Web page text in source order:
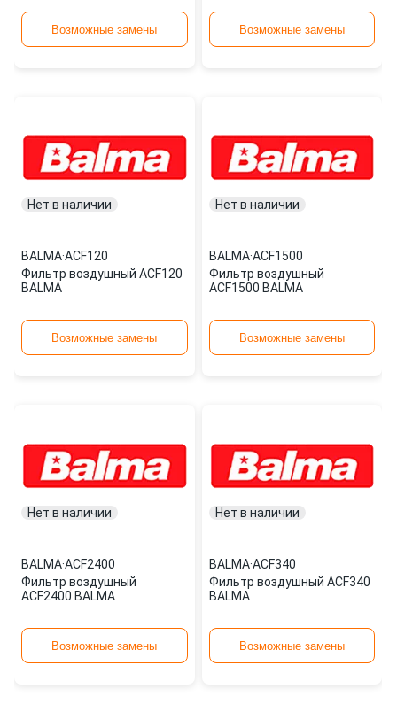
Возможные замены Возможные замены
Нет в наличии
BALMA·ACF120
Фильтр воздушный ACF120
BALMA
Возможные замены
Нет в наличии
BALMA·ACF1500
Фильтр воздушный
ACF1500 BALMA
Возможные замены
Нет в наличии
BALMA·ACF2400
Фильтр воздушный
ACF2400 BALMA
Возможные замены
Нет в наличии
BALMA·ACF340
Фильтр воздушный ACF340
BALMA
Возможные замены